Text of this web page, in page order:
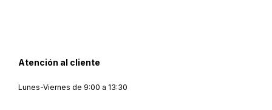
Atención al cliente
Lunes-Viernes de 9:00 a 13:30